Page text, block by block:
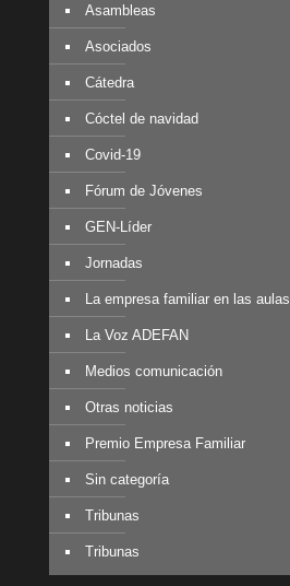
Asambleas
Asociados
Cátedra
Cóctel de navidad
Covid-19
Fórum de Jóvenes
GEN-Líder
Jornadas
La empresa familiar en las aulas
La Voz ADEFAN
Medios comunicación
Otras noticias
Premio Empresa Familiar
Sin categoría
Tribunas
Tribunas